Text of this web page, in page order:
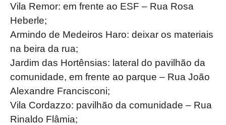
Vila Remor: em frente ao ESF – Rua Rosa
Heberle;
Armindo de Medeiros Haro: deixar os materiais
na beira da rua;
Jardim das Hortênsias: lateral do pavilhão da
comunidade, em frente ao parque – Rua João
Alexandre Francisconi;
Vila Cordazzo: pavilhão da comunidade – Rua
Rinaldo Flâmia;